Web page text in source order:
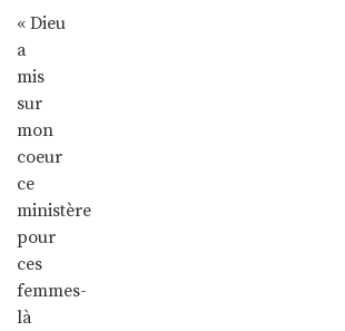
« Dieu
a
mis
sur
mon
coeur
ce
ministère
pour
ces
femmes-
là